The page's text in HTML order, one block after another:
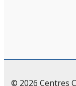
© 2026 Centres